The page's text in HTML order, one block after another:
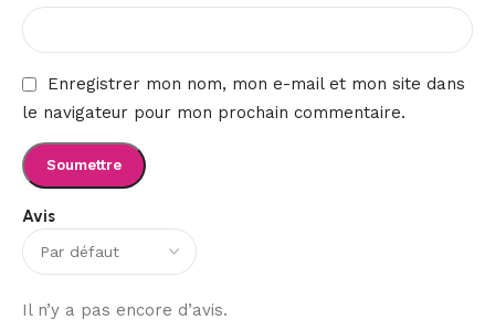
Avis
Il n’y a pas encore d’avis.
Enregistrer mon nom, mon e-mail et mon site dans
le navigateur pour mon prochain commentaire.